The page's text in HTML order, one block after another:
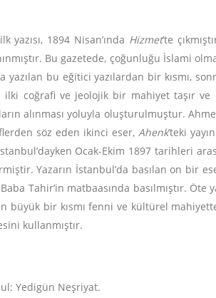
1894 Nisan’ında Hizmet’te
Bu gazetede, çoğunluğu İslami
yazılan bu eğitici yazılardan bir kısmı,
coğrafi ve jeolojik bir mahiyet taşır ve
alınması yoluyla oluşturulmuştur.
söz eden ikinci eser, Ahenk’teki
Ocak-Ekim 1897 tarihleri
Yazarın İstanbul’da basılan on bir
Tahir’in matbaasında basılmıştır.
büyük bir kısmı fenni ve kültürel
kullanmıştır.
Yedigün Neşriyat.